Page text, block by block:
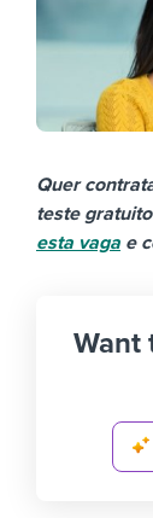
Quer
teste
esta vaga e
Want